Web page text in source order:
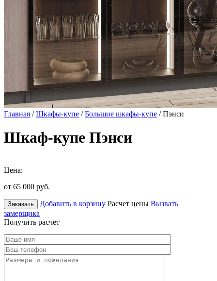
Главная /Шкафы-купе /Большие шкафы-купе / Пэнси
Шкаф-купе Пэнси
Цена:
от 65 000 руб.
Заказать Добавить в корзину Расчет цены Вызвать
замерщика
Получить расчет